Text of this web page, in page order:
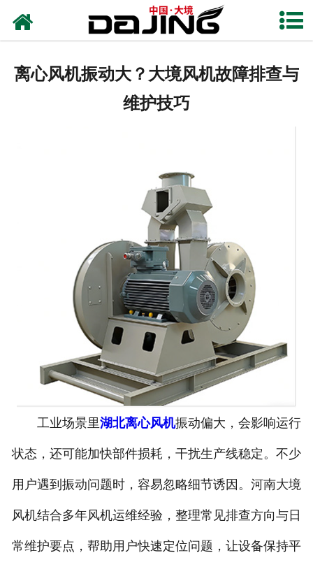
网站首页
风机知识
联系我们
离心风机振动大？大境风机故障排查与
维护技巧
工业场景里湖北离心风机振动偏大，会影响运行
状态，还可能加快部件损耗，干扰生产线稳定。不少
用户遇到振动问题时，容易忽略细节诱因。河南大境
风机结合多年风机运维经验，整理常见排查方向与日
常维护要点，帮助用户快速定位问题，让设备保持平